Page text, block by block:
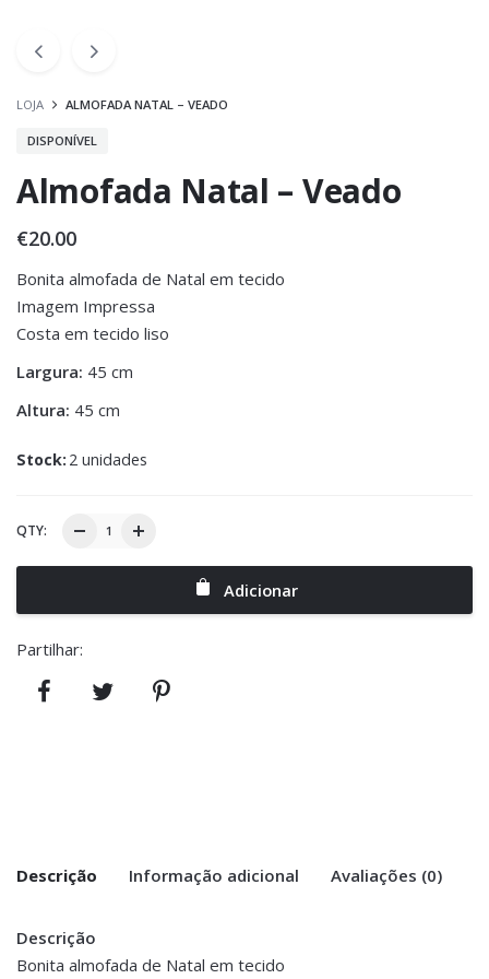
LOJA ALMOFADA NATAL – VEADO
DISPONÍVEL
Almofada Natal – Veado
€20.00
Bonita almofada de Natal em tecido
Imagem Impressa
Costa em tecido liso
Largura: 45 cm
Altura: 45 cm
Stock: 2 unidades
QTY:
Adicionar
Partilhar:
Descrição Informação adicional Avaliações (0)
Descrição
Bonita almofada de Natal em tecido
0.300 kg
There are no reviews yet.